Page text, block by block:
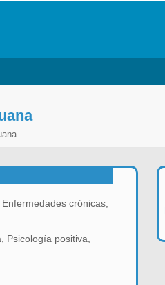
crónicas,
Psicología positiva,